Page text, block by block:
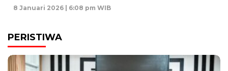
8 Januari 2026 | 6:08 pm WIB
PERISTIWA